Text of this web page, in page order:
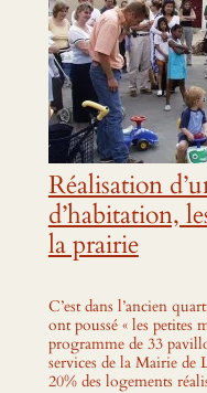
Réalisation
d’habitation,
la prairie
C’est dans l’ancien
ont poussé « les petites
programme de 33
services de la Mairie de
20% des logements